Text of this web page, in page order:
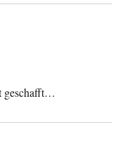
geschafft…